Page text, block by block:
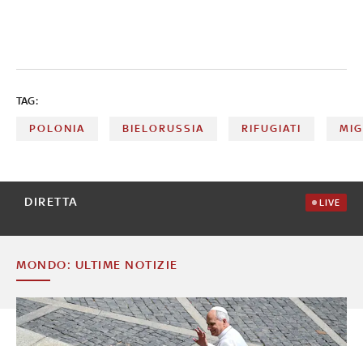
TAG:
POLONIA BIELORUSSIA RIFUGIATI
DIRETTA LIVE
MONDO: ULTIME NOTIZIE